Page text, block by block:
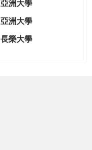
亞洲大學
亞洲大學
長榮大學